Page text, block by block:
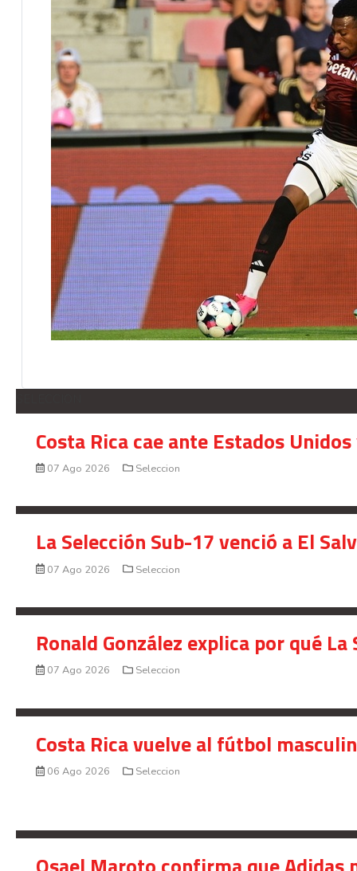
Costa Rica cae ante Estados
07 Ago 2026 Seleccion
La Selección Sub-17 venció a El
07 Ago 2026 Seleccion
Ronald González explica por qué
07 Ago 2026 Seleccion
Costa Rica vuelve al fútbol
06 Ago 2026 Seleccion